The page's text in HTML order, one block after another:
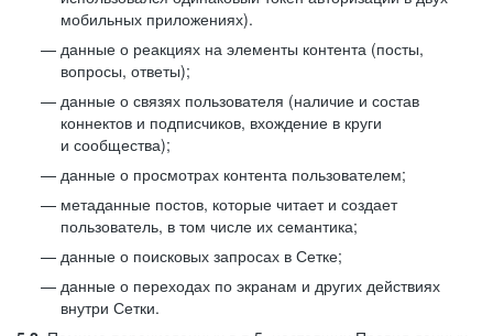
мобильных приложениях).
данные о реакциях на элементы контента (посты,
вопросы, ответы);
данные о связях пользователя (наличие и состав
коннектов и подписчиков, вхождение в круги
и сообщества);
данные о просмотрах контента пользователем;
метаданные постов, которые читает и создает
пользователь, в том числе их семантика;
данные о поисковых запросах в Сетке;
данные о переходах по экранам и других действиях
внутри Сетки.